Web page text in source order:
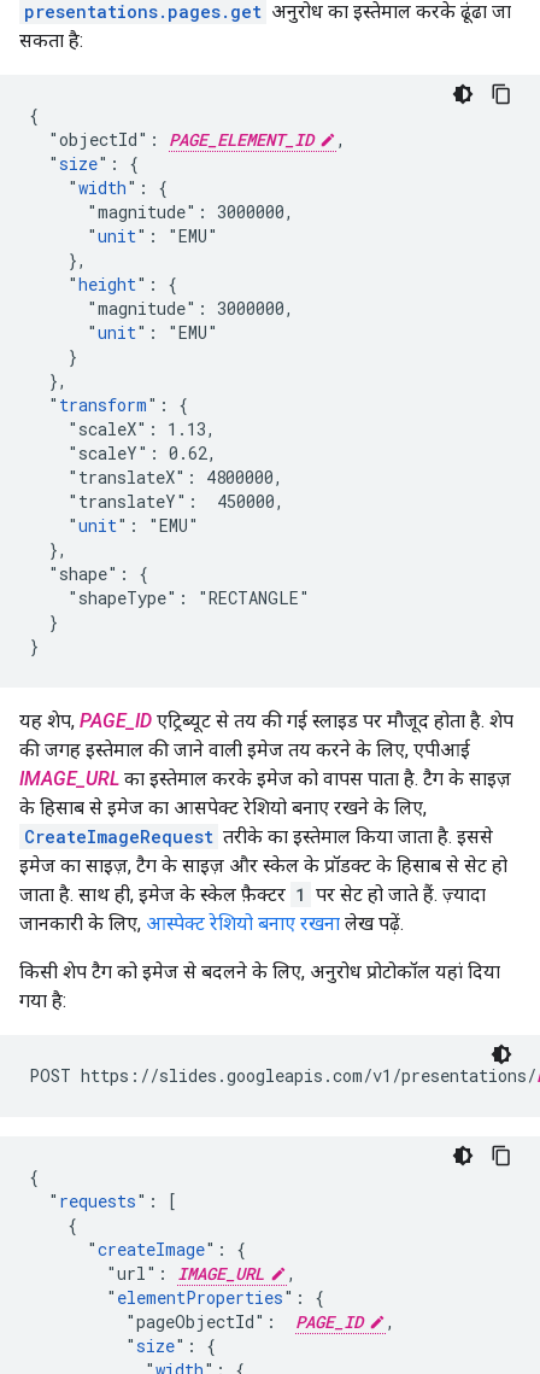
presentations.pages.get अनुरोध का इस्तेमाल करके ढूंढा जा
सकता है:
{
  "objectId":
PAGE_ELEMENT_ID
,
  "
size": {
    "
width": {
      "magnitude": 3000000,
      "
unit": "EMU"
    },
    "
height": {
      "magnitude": 3000000,
      "
unit": "EMU"
    }
  },
  "
transform": {
    "scaleX": 1.13,
    "scaleY": 0.62,
    "translateX": 4800000,
    "translateY":  450000,
    "
unit": "EMU"
  },
  "shape": {
    "shapeType": "RECTANGLE"
  }
}
यह शेप, PAGE_ID एट्रिब्यूट से तय की गई स्लाइड पर मौजूद होता है. शेप
की जगह इस्तेमाल की जाने वाली इमेज तय करने के लिए, एपीआई
IMAGE_URL का इस्तेमाल करके इमेज को वापस पाता है. टैग के साइज़
के हिसाब से इमेज का आसपेक्ट रेशियो बनाए रखने के लिए,
CreateImageRequest तरीके का इस्तेमाल किया जाता है. इससे
इमेज का साइज़, टैग के साइज़ और स्केल के प्रॉडक्ट के हिसाब से सेट हो
जाता है. साथ ही, इमेज के स्केल फ़ैक्टर 1 पर सेट हो जाते हैं. ज़्यादा
जानकारी के लिए, आस्पेक्ट रेशियो बनाए रखना लेख पढ़ें.
किसी शेप टैग को इमेज से बदलने के लिए, अनुरोध प्रोटोकॉल यहां दिया
गया है:
POST https://slides.googleapis.com/v1/presentations/
{
  "
requests": [
    {
      "
createImage": {
        "url":
IMAGE_URL
,
        "
elementProperties": {
          "pageObjectId":
PAGE_ID
,
          "
size": {